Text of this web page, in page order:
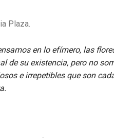
Plaza.
en lo efímero, las
de su existencia, pero no
e irrepetibles que son